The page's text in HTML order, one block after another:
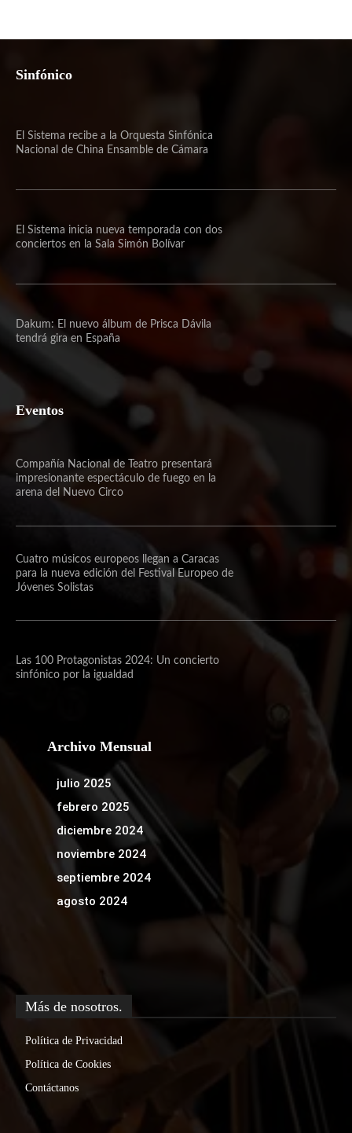
Sinfónico
El Sistema recibe a la Orquesta Sinfónica
Nacional de China Ensamble de Cámara
El Sistema inicia nueva temporada con dos
conciertos en la Sala Simón Bolívar
Dakum: El nuevo álbum de Prisca Dávila
tendrá gira en España
Eventos
Compañía Nacional de Teatro presentará
impresionante espectáculo de fuego en la
arena del Nuevo Circo
Cuatro músicos europeos llegan a Caracas
para la nueva edición del Festival Europeo de
Jóvenes Solistas
Las 100 Protagonistas 2024: Un concierto
sinfónico por la igualdad
Archivo Mensual
julio 2025
febrero 2025
diciembre 2024
noviembre 2024
septiembre 2024
agosto 2024
Más de nosotros.
Política de Privacidad
Política de Cookies
Contáctanos